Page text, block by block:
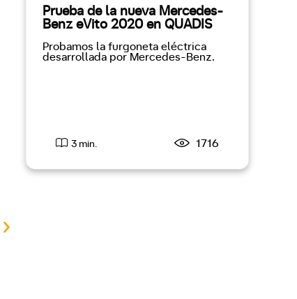
Prueba de la nueva Mercedes-
Benz eVito 2020 en QUADIS
Probamos la furgoneta eléctrica
desarrollada por Mercedes-Benz.
3 min. 1716